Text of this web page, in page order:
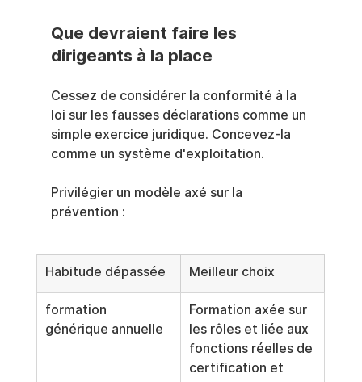
Que devraient faire les
dirigeants à la place
Cessez de considérer la conformité à la
loi sur les fausses déclarations comme un
simple exercice juridique. Concevez-la
comme un système d'exploitation.
Privilégier un modèle axé sur la
prévention :
Habitude dépassée Meilleur choix
formation
générique annuelle
Formation axée sur
les rôles et liée aux
fonctions réelles de
certification et